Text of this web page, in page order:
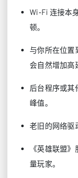
Wi‑Fi 连接本
顿。
与你所在位置
会自然增加高
后台程序或其
峰值。
老旧的网络驱
《英雄联盟
量玩家。